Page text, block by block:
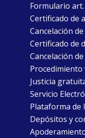
Formulario
Certificado de
Cancelación
Certificado de
Cancelación
Justicia
Servicio
Plataforma de
Depósitos y